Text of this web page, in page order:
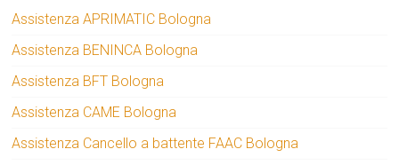
Assistenza APRIMATIC Bologna
Assistenza BENINCA Bologna
Assistenza BFT Bologna
Assistenza CAME Bologna
Assistenza Cancello a battente FAAC Bologna